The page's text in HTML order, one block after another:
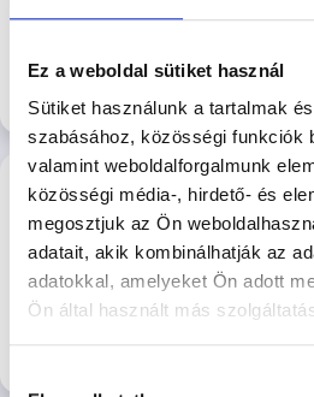
Ez a weboldal sütiket használ
Sütiket használunk a tartalmak
szabásához, közösségi funkciók
valamint weboldalforgalmunk
közösségi média-, hirdető- és
megosztjuk az Ön
adatait, akik kombinálhatják az
adatokkal, amelyeket Ön adott
Ön által használt más
Péntek esti egyéni ÖKT -
Jelentkezés
ÖKT – Kőbánya -
este - Szakácsi Róbert
Péntek esti egyéni ÖKT -
2026-08-14 18:00
Kőbányai Kutyasuli